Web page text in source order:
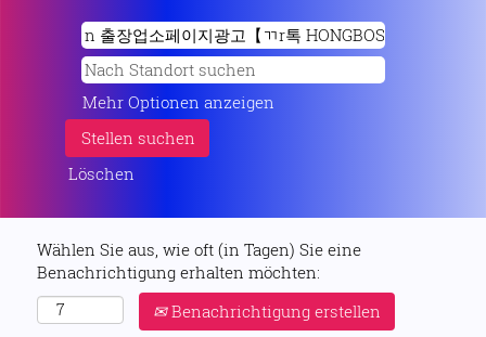
Mehr Optionen anzeigen
Löschen
Wählen Sie aus, wie oft (in Tagen) Sie eine
Benachrichtigung erhalten möchten:
Benachrichtigung erstellen